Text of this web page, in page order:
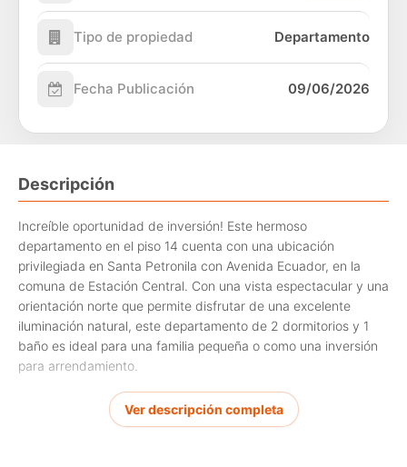
Tipo de propiedad Departamento
Fecha Publicación 09/06/2026
Descripción
Increíble oportunidad de inversión! Este hermoso
departamento en el piso 14 cuenta con una ubicación
privilegiada en Santa Petronila con Avenida Ecuador, en la
comuna de Estación Central. Con una vista espectacular y una
orientación norte que permite disfrutar de una excelente
iluminación natural, este departamento de 2 dormitorios y 1
baño es ideal para una familia pequeña o como una inversión
para arrendamiento.
Además, este departamento de 43 m2 totales incluye un
estacionamiento, brindándote la comodidad que necesitas en
Ver descripción completa